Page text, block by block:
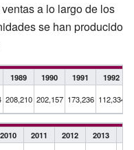
a lo largo de los
se han producido
1989 1990 1991
1992
208,210 202,157 173,236 112,334
2010 2011 2012 2013